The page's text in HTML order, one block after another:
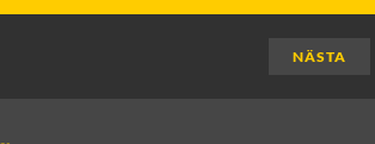
NÄSTA